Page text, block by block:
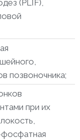
(PLIF),
позвоночника;
при их
фосфатная